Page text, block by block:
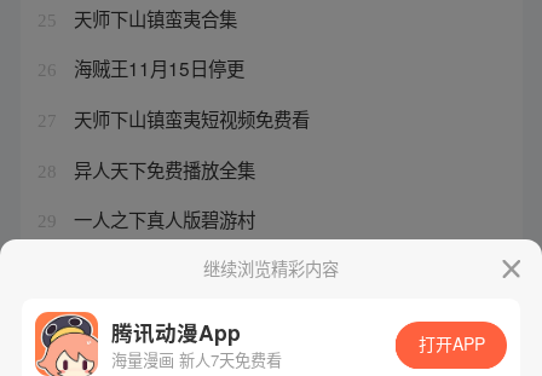
25 天师下山镇蛮夷合集
26 海贼王11月15日停更
27 天师下山镇蛮夷短视频免费看
28 异人天下免费播放全集
29 一人之下真人版碧游村
继续浏览精彩内容
腾讯动漫App
海量漫画 新人7天免费看
打开APP